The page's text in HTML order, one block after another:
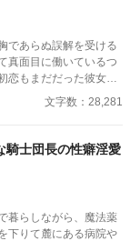
であらぬ誤解を受ける
真面目に働いているつ
恋もまだだった彼女が
たのは、大きくて無口
彼女は、、、、
文字数：28,281
騎士団長の性癖淫愛
暮らしながら、魔法薬
下りて麓にある病院や